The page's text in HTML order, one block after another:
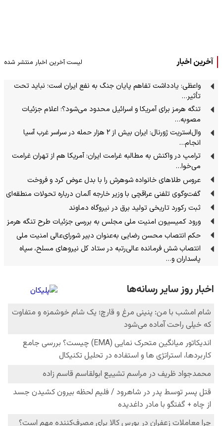
آخرین اخبار لیست آخرین اخبار منتشر شده
واعظی: یادداشت تفاهم پایان جنگ به نفع ایران است؛ نباید تحت
تأثیر…
تنگه هرمز برای آمریکا و اسرائیل محدود می‌شود؟؛ اعلام جزئیات
مصوبه…
وال‌استریت ژورنال: ایران بیش از ۲ هزار حمله در سراسر غرب آسیا
انجام…
ترامپ در واکنش به مطالبه غرامت ایران: آمریکا هم از تهران غرامت
می‌خوا…
عروس طلاهای خانواده شوهرش را با بدل عوض کرد و فروخت
گفت‌وگوی تلفنی عراقچی با وزیر خارجه آلمان درباره تحولات منطقه‌ای
ثبت رکورد تاریخی تولید برق در نیروگاه دماوند
ورود کمیسیون امنیت ملی مجلس به بررسی جزئیات طرح تنگه هرمز
حکم انتصاب محسن رضایی به‌عنوان دبیر شورای‌عالی امنیت ملی
انتصاب شش فرمانده عالی‌رتبه در ستاد کل نیروهای مسلح، سپاه
پاسداران و…